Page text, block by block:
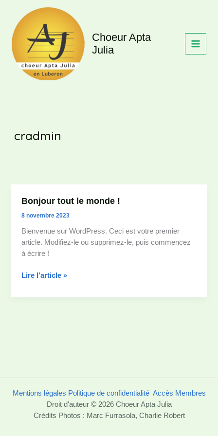
contenu
Choeur Apta
Julia
cradmin
Bonjour tout le monde !
8 novembre 2023
Bienvenue sur WordPress. Ceci est votre premier
article. Modifiez-le ou supprimez-le, puis commencez
à écrire !
Bonjour
le
Lire l’article »
Mentions légales Politique de confidentialité Accès Membres
Droit d'auteur © 2026 Choeur Apta Julia
Crédits Photos : Marc Furrasola, Charlie Robert